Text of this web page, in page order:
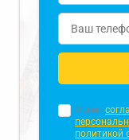
Я даю
политикой